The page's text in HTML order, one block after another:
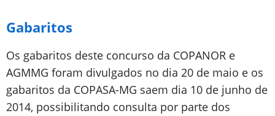
Gabaritos
Os gabaritos deste concurso da COPANOR e
AGMMG foram divulgados no dia 20 de maio e os
gabaritos da COPASA-MG saem dia 10 de junho de
2014, possibilitando consulta por parte dos